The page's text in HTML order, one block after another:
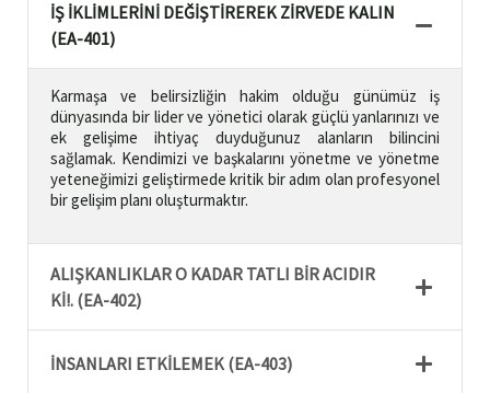
İŞ İKLİMLERİNİ DEĞİŞTİREREK ZİRVEDE KALIN
(EA-401)
Karmaşa ve belirsizliğin hakim olduğu günümüz iş
dünyasında bir lider ve yönetici olarak güçlü yanlarınızı ve
ek gelişime ihtiyaç duyduğunuz alanların bilincini
sağlamak. Kendimizi ve başkalarını yönetme ve yönetme
yeteneğimizi geliştirmede kritik bir adım olan profesyonel
bir gelişim planı oluşturmaktır.
ALIŞKANLIKLAR O KADAR TATLI BİR ACIDIR
Kİ!. (EA-402)
İNSANLARI ETKİLEMEK (EA-403)